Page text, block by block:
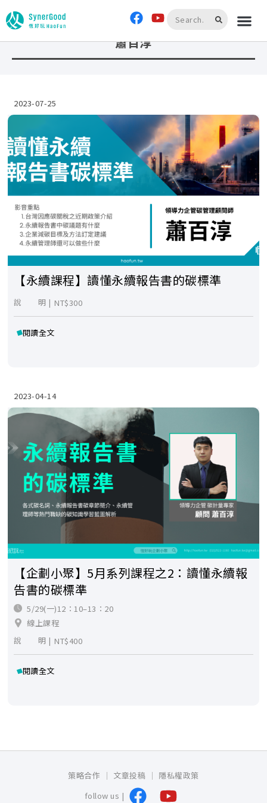
首頁»蕭百淳
蕭百淳
2023-07-25
【永續課程】讀懂永續報告書的碳標準
說 明 | NT$300
閱讀全文
2023-04-14
【企劃小聚】5月系列課程之2：讀懂永續報
告書的碳標準
5/29(一)12：10–13：20
線上課程
說 明 | NT$400
閱讀全文
策略合作 文章投稿
隱私權政策
follow us |